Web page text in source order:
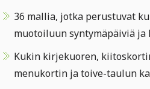
36 mallia, jotka perustuvat
muotoiluun syntymäpäiviä ja
Kukin kirjekuoren,
menukortin ja toive-taulun